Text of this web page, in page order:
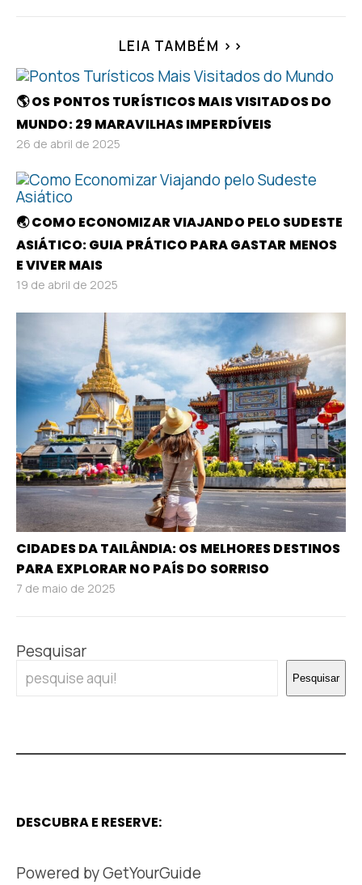
LEIA TAMBÉM >>
🌎 OS PONTOS TURÍSTICOS MAIS VISITADOS DO
MUNDO: 29 MARAVILHAS IMPERDÍVEIS
26 de abril de 2025
🌏 COMO ECONOMIZAR VIAJANDO PELO SUDESTE
ASIÁTICO: GUIA PRÁTICO PARA GASTAR MENOS
E VIVER MAIS
19 de abril de 2025
CIDADES DA TAILÂNDIA: OS MELHORES DESTINOS
PARA EXPLORAR NO PAÍS DO SORRISO
7 de maio de 2025
Pesquisar
Pesquisar
DESCUBRA E RESERVE:
Powered byGetYourGuide